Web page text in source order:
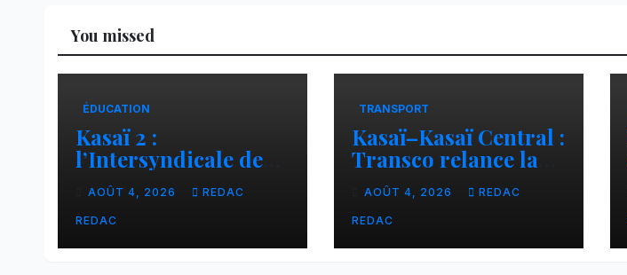
You missed
ÉDUCATION
Kasaï 2 :
l’Intersyndicale des
enseignants dénonce
une contribution
financière imposée
aux écoles de la
AOÛT 4, 2026 REDAC
REDAC
TRANSPORT
Kasaï–Kasaï Central :
Transco relance la
liaison Tshikapa–
Tshiamu pour
faciliter les échanges
AOÛT 4, 2026 REDAC
REDAC